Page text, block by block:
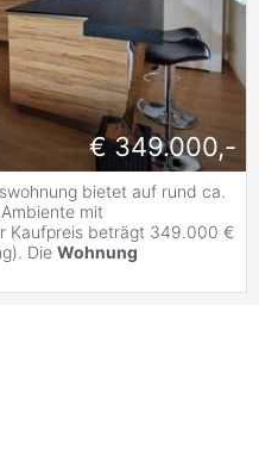
€ 349.000,-
bietet auf rund ca.
mit
Kaufpreis beträgt 349.000 €
Die Wohnung